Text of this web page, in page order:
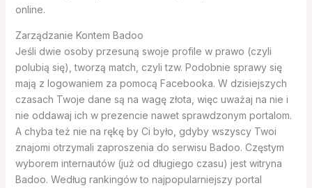
online.
Zarządzanie Kontem Badoo
Jeśli dwie osoby przesuną swoje profile w prawo (czyli
polubią się), tworzą match, czyli tzw. Podobnie sprawy się
mają z logowaniem za pomocą Facebooka. W dzisiejszych
czasach Twoje dane są na wagę złota, więc uważaj na nie i
nie oddawaj ich w prezencie nawet sprawdzonym portalom.
A chyba też nie na rękę by Ci było, gdyby wszyscy Twoi
znajomi otrzymali zaproszenia do serwisu Badoo. Częstym
wyborem internautów (już od długiego czasu) jest witryna
Badoo. Według rankingów to najpopularniejszy portal